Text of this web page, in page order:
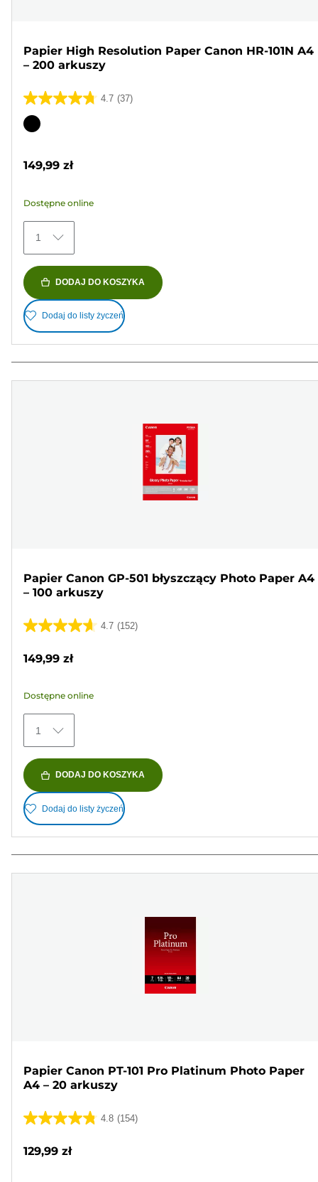
Papier High Resolution Paper Canon HR-101N A4
– 200 arkuszy
4.7 (37)
4.7
na
Wkład
149,99 zł
Dostępne online
1
DODAJ DO KOSZYKA
Dodaj do listy życzeń
Papier Canon GP-501 błyszczący Photo Paper A4
– 100 arkuszy
4.7 (152)
4.7
5
152
Recenzji
149,99 zł
Dostępne online
1
DODAJ DO KOSZYKA
Dodaj do listy życzeń
Papier Canon PT-101 Pro Platinum Photo Paper
A4 – 20 arkuszy
4.8 (154)
4.8
129,99 zł